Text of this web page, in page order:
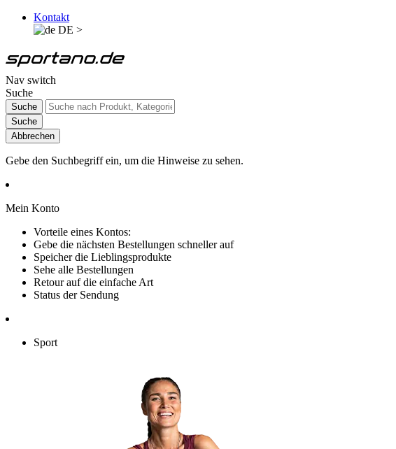
Kontakt
DE >
Nav switch
Suche
Suche
Suche
Abbrechen
Gebe den Suchbegriff ein, um die Hinweise zu sehen.
Mein Konto
Vorteile eines Kontos:
Gebe die nächsten Bestellungen schneller auf
Speicher die Lieblingsprodukte
Sehe alle Bestellungen
Retour auf die einfache Art
Status der Sendung
Sport